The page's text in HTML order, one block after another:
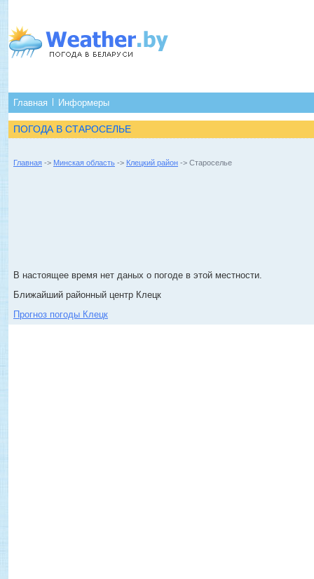
Главная Информеры
ПОГОДА В СТАРОСЕЛЬЕ
Главная -> Минская область -> Клецкий район -> Староселье
В настоящее время нет даных о погоде в этой местности.
Ближайший районный центр Клецк
Прогноз погоды Клецк